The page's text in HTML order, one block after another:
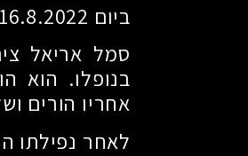
ביום 16.8.2022 התגייס לצה"ל ושירת בחיל רגלים.
בנופלו. הוא
אחריו הורים
לאחר נפילתו